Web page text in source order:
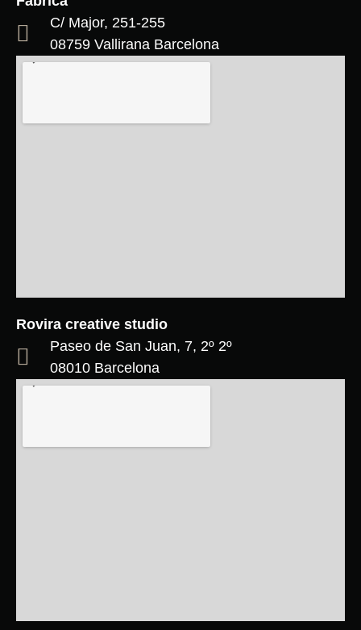
C/ Major, 251-255
08759 Vallirana Barcelona
Rovira creative studio
Paseo de San Juan, 7, 2º 2º
08010 Barcelona